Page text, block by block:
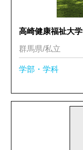
高崎健康福祉大学
群馬県/私立
学部・学科